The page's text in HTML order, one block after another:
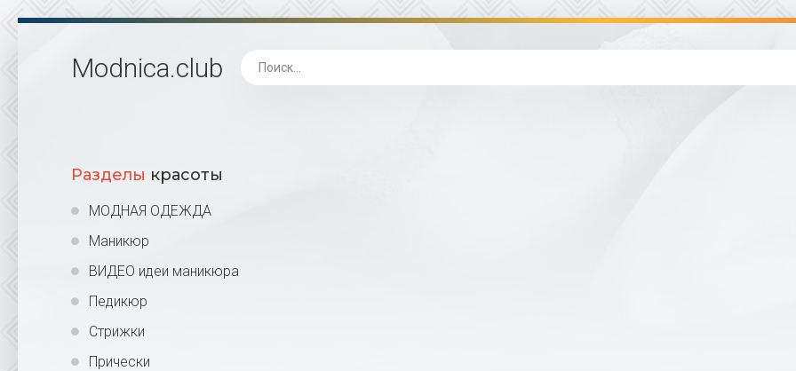
Modnica.club
Разделы красоты
МОДНАЯ ОДЕЖДА
Маникюр
ВИДЕО идеи маникюра
Педикюр
Стрижки
Прически